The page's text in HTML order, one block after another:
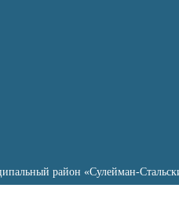
район «Сулейман-